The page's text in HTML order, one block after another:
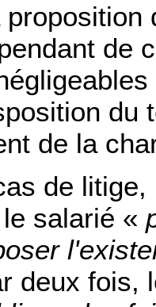
de
du
de la
de
salarié «
deux fois,